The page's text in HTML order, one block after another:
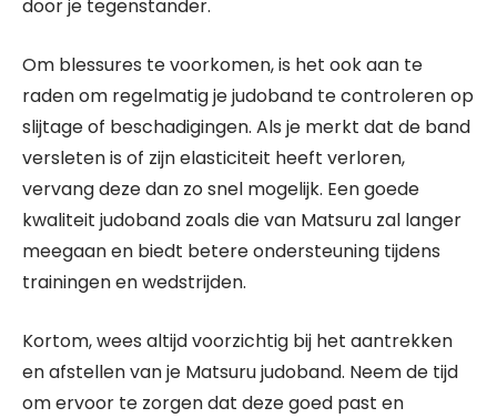
door je tegenstander.
Om blessures te voorkomen, is het ook aan te
raden om regelmatig je judoband te controleren op
slijtage of beschadigingen. Als je merkt dat de band
versleten is of zijn elasticiteit heeft verloren,
vervang deze dan zo snel mogelijk. Een goede
kwaliteit judoband zoals die van Matsuru zal langer
meegaan en biedt betere ondersteuning tijdens
trainingen en wedstrijden.
Kortom, wees altijd voorzichtig bij het aantrekken
en afstellen van je Matsuru judoband. Neem de tijd
om ervoor te zorgen dat deze goed past en